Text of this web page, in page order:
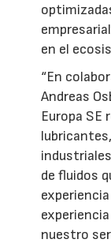
en el
“En
Andreas
Europa SE
de fluidos
nuestro